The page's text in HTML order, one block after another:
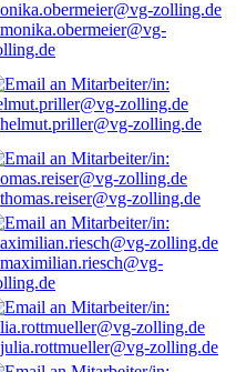
monika.obermeier@vg-
helmut.priller@vg-zolling.de
thomas.reiser@vg-zolling.de
maximilian.riesch@vg-
julia.rottmueller@vg-zolling.de